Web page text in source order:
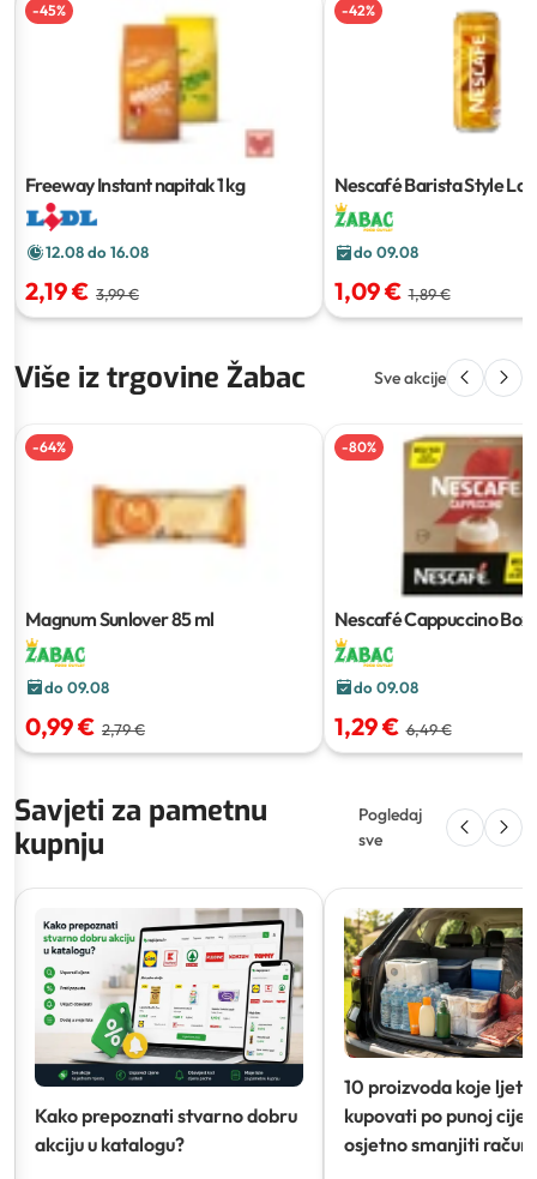
-45%
Freeway Instant napitak1 kg
12.08 do 16.08
2,19 € 3,99 €
-42%
Nescafé Barista Style
Caramel
do 09.08
1,09 € 1,89 €
Više iz trgovine Žabac Sve akcije
-64%
Magnum Sunlover85 ml
do 09.08
0,99 € 2,79 €
-80%
Nescafé Cappuccino Box
g
do 09.08
1,29 € 6,49 €
Savjeti za pametnu
kupnju
Pogledaj
sve
Kako prepoznati stvarno dobru
akciju u katalogu?
10 proizvoda koje ljeti
kupovati po punoj
osjetno smanjiti račun)